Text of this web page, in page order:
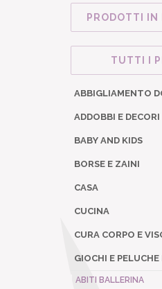
PRODOTTI IN
TUTTI I
ABBIGLIAMENTO
ADDOBBI E DECORI
BABY AND KIDS
BORSE E ZAINI
CASA
CUCINA
CURA CORPO E
GIOCHI E PELUCHE
ABITI BALLERINA